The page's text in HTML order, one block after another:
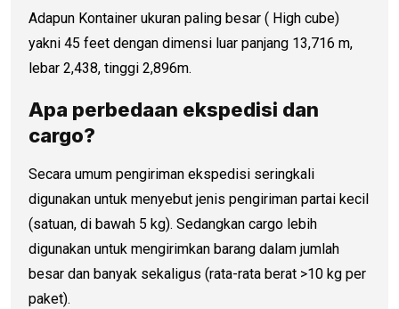
Adapun Kontainer ukuran paling besar ( High cube)
yakni 45 feet dengan dimensi luar panjang 13,716 m,
lebar 2,438, tinggi 2,896m.
Apa perbedaan ekspedisi dan
cargo?
Secara umum pengiriman ekspedisi seringkali
digunakan untuk menyebut jenis pengiriman partai kecil
(satuan, di bawah 5 kg). Sedangkan cargo lebih
digunakan untuk mengirimkan barang dalam jumlah
besar dan banyak sekaligus (rata-rata berat >10 kg per
paket).